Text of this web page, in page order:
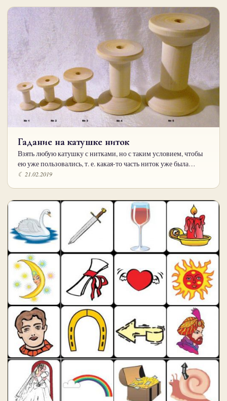
Гадание на катушке ниток
Взять любую катушку с нитками, но с таким условием, чтобы
ею уже пользовались, т. е. какая-то часть ниток уже была…
☾ 21.02.2019